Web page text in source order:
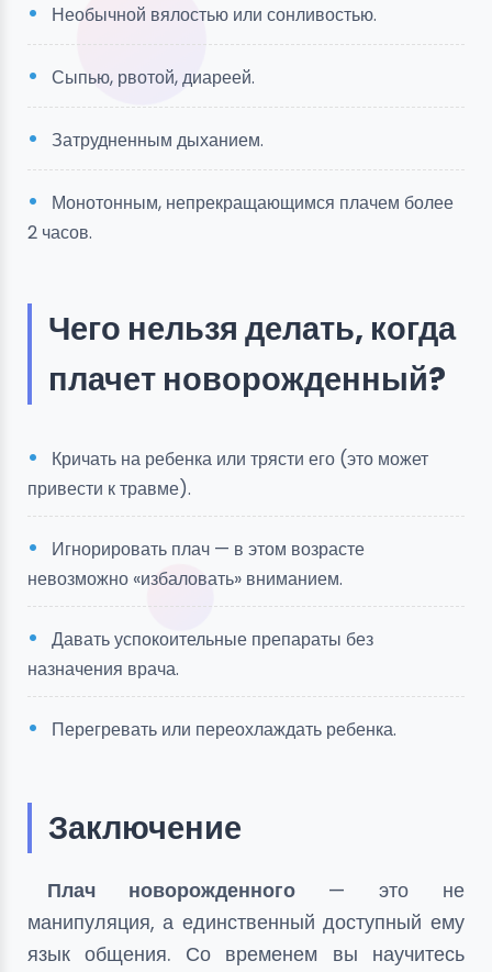
Необычной вялостью или сонливостью.
Сыпью, рвотой, диареей.
Затрудненным дыханием.
Монотонным, непрекращающимся плачем более
2 часов.
Чего нельзя делать, когда
плачет новорожденный?
Кричать на ребенка или трясти его (это может
привести к травме).
Игнорировать плач — в этом возрасте
невозможно «избаловать» вниманием.
Давать успокоительные препараты без
назначения врача.
Перегревать или переохлаждать ребенка.
Заключение
Плач новорожденного — это не
манипуляция, а единственный доступный ему
язык общения. Со временем вы научитесь